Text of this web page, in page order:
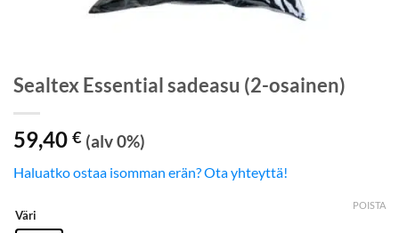
Sealtex Essential sadeasu (2-osainen)
59,40 € (alv 0%)
Haluatko ostaa isomman erän? Ota yhteyttä!
Väri
POISTA